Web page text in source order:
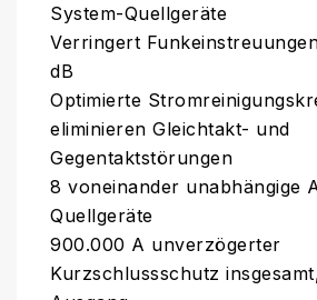
System-Quellgeräte
Verringert
dB
Optimierte
eliminieren Gleichtakt- und
Gegentaktstörungen
8 voneinander unabhängige
Quellgeräte
900.000 A unverzögerter
Kurzschlussschutz